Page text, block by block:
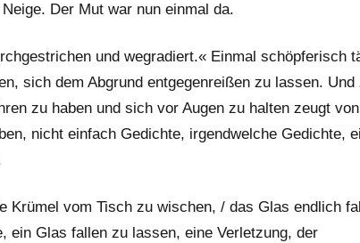
Der Mut war nun einmal da.
und wegradiert.« Einmal schöpferisch
sich dem Abgrund entgegenreißen zu lassen. Und
zu haben und sich vor Augen zu halten zeugt
nicht einfach Gedichte, irgendwelche Gedichte,
Krümel vom Tisch zu wischen, / das Glas endlich
Glas fallen zu lassen, eine Verletzung, der